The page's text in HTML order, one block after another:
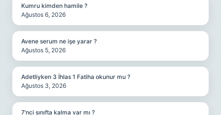
Kumru kimden hamile ?
Ağustos 6, 2026
Avene serum ne işe yarar ?
Ağustos 5, 2026
Adetliyken 3 İhlas 1 Fatiha okunur mu ?
Ağustos 3, 2026
7’nci sınıfta kalma var mı ?